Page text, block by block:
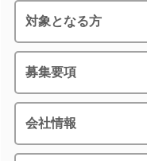
対象となる方
募集要項
会社情報